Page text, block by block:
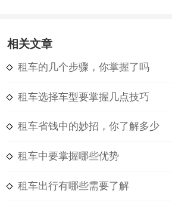
相关文章
租车的几个步骤，你掌握了吗
租车选择车型要掌握几点技巧
租车省钱中的妙招，你了解多少
租车中要掌握哪些优势
租车出行有哪些需要了解